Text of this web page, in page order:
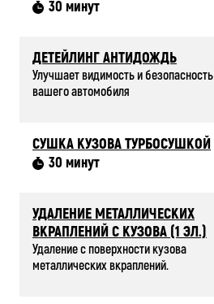
30 минут
ДЕТЕЙЛИНГ АНТИДОЖДЬ
Улучшает видимость и безопасность
вашего автомобиля
СУШКА КУЗОВА ТУРБОСУШКОЙ
30 минут
УДАЛЕНИЕ МЕТАЛЛИЧЕСКИХ
ВКРАПЛЕНИЙ С КУЗОВА (1 ЭЛ.)
Удаление с поверхности кузова
металлических вкраплений.